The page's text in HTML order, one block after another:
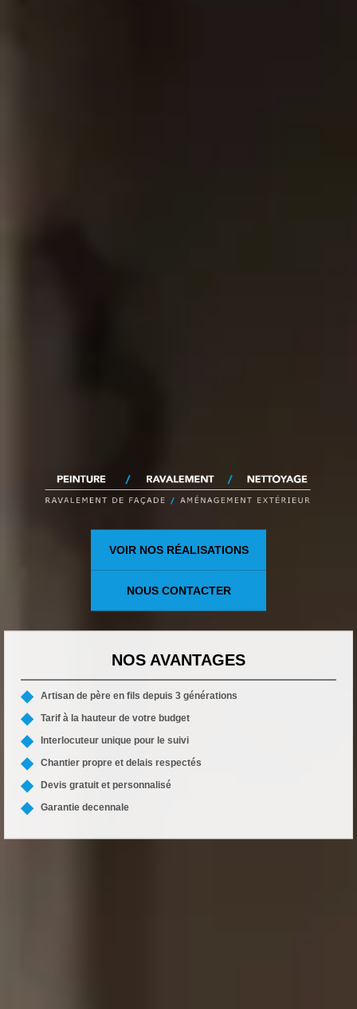
VOIR NOS RÉALISATIONS
NOUS CONTACTER
NOS AVANTAGES
Artisan de père en fils depuis 3 générations
Tarif à la hauteur de votre budget
Interlocuteur unique pour le suivi
Chantier propre et delais respectés
Devis gratuit et personnalisé
Garantie decennale